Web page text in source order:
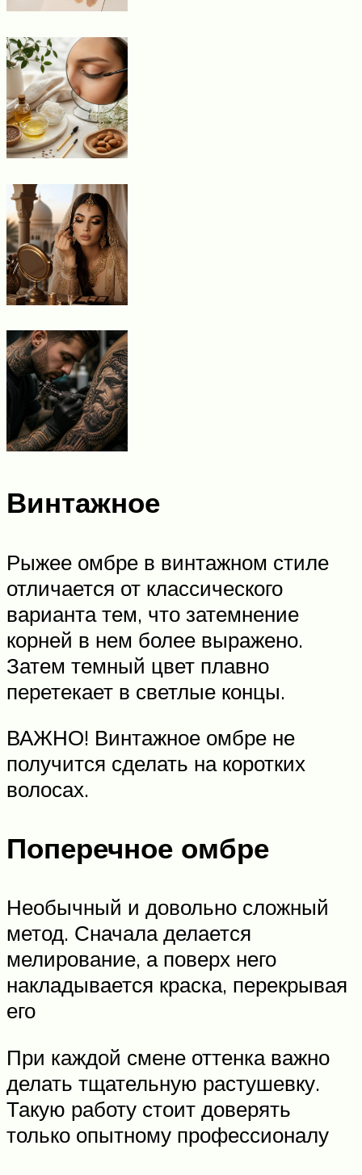
Винтажное
Рыжее омбре в винтажном стиле
отличается от классического
варианта тем, что затемнение
корней в нем более выражено.
Затем темный цвет плавно
перетекает в светлые концы.
ВАЖНО! Винтажное омбре не
получится сделать на коротких
волосах.
Поперечное омбре
Необычный и довольно сложный
метод. Сначала делается
мелирование, а поверх него
накладывается краска, перекрывая
его
При каждой смене оттенка важно
делать тщательную растушевку.
Такую работу стоит доверять
только опытному профессионалу